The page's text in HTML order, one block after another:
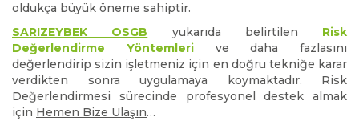
oldukça büyük öneme sahiptir.
SARIZEYBEK OSGB yukarıda belirtilen Risk
Değerlendirme Yöntemlerive daha fazlasını
değerlendirip sizin işletmeniz için en doğru tekniğe karar
verdikten sonra uygulamaya koymaktadır. Risk
Değerlendirmesi sürecinde profesyonel destek almak
için Hemen Bize Ulaşın…